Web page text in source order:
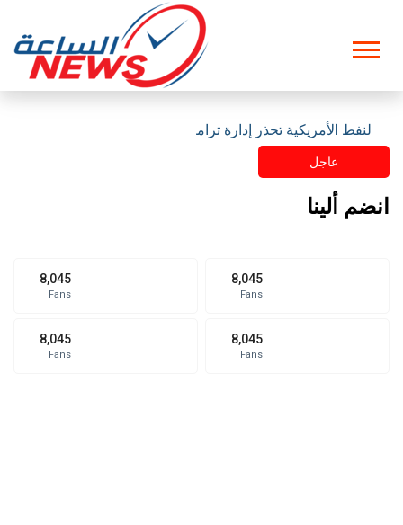
النفط الأمريكية تحذر إدارة ترامب
عاجل
انضم ألينا
8,045
Fans
8,045
Fans
8,045
Fans
8,045
Fans